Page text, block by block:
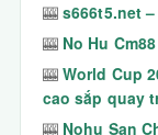
🎰s666t5.net
🎰 No Hu
🎰World Cup
cao sắp quay
🎰 Nohu San